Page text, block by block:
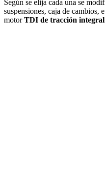
Según se elija cada una se
suspensiones, caja de
motorTDI de tracción